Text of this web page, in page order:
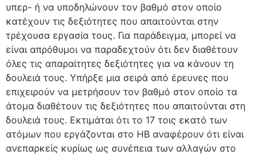
υπερ- ή να υποδηλώνουν τον βαθμό στον οποίο
κατέχουν τις δεξιότητες που απαιτούνται στην
τρέχουσα εργασία τους. Για παράδειγμα, μπορεί να
είναι απρόθυμοι να παραδεχτούν ότι δεν διαθέτουν
όλες τις απαραίτητες δεξιότητες για να κάνουν τη
δουλειά τους. Υπήρξε μια σειρά από έρευνες που
επιχειρούν να μετρήσουν τον βαθμό στον οποίο τα
άτομα διαθέτουν τις δεξιότητες που απαιτούνται στη
δουλειά τους. Εκτιμάται ότι το 17 τοις εκατό των
ατόμων που εργάζονται στο ΗΒ αναφέρουν ότι είναι
ανεπαρκείς κυρίως ως συνέπεια των αλλαγών στο